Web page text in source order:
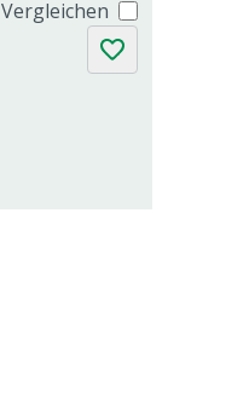
Vergleichen